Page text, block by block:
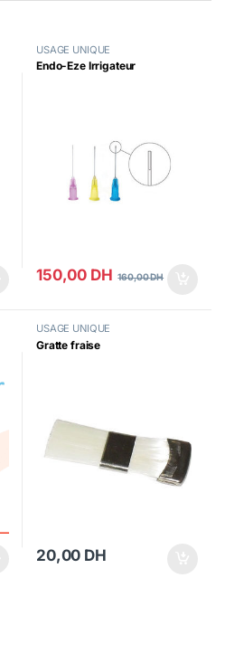
USAGE UNIQUE
Endo-Eze Irrigateur
150,00 DH 160,00DH
USAGE UNIQUE
Gratte fraise
20,00 DH